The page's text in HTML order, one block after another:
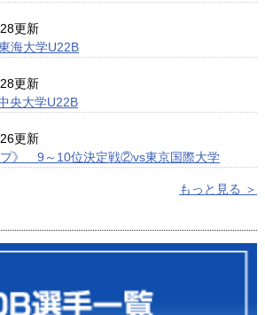
更新
海大学U22B
更新
央大学U22B
更新
プ》 9～10位決定戦②vs東京国際大学
もっと見る ＞